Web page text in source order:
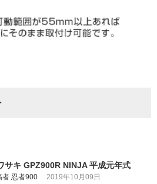
サキ GPZ900R NINJA 平成元年式
者 忍者900 2019年10月09日